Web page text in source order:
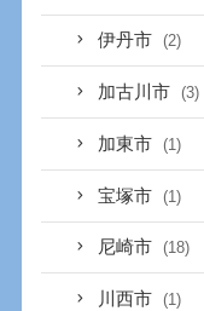
伊丹市 (2)
加古川市 (3)
加東市 (1)
宝塚市 (1)
尼崎市 (18)
川西市 (1)